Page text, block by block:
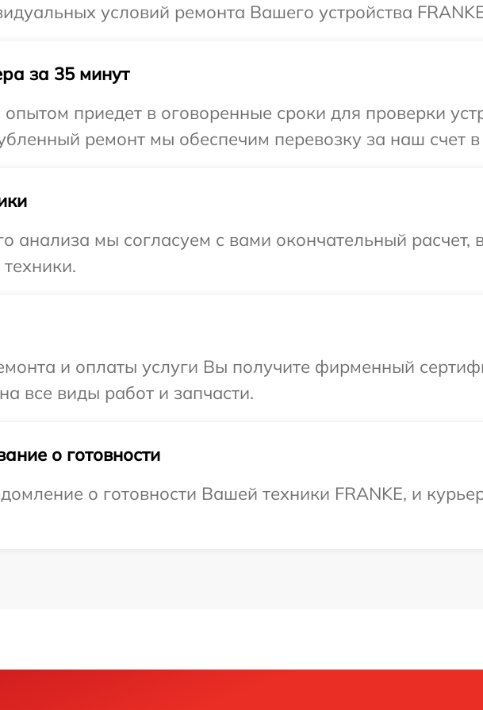
условий ремонта Вашего устройства
за 35 минут
приедет в оговоренные сроки для проверки
ремонт мы обеспечим перевозку за наш счет
анализа мы согласуем с вами окончательный расчет,
и оплаты услуги Вы получите фирменный
все виды работ и запчасти.
о готовности
о готовности Вашей техники FRANKE, и